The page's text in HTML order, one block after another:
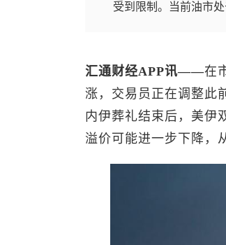
受到限制。当前油市
汇通财经APP讯——在
涨，交易员正在调整此
内伊葬礼结束后，美伊
溢价可能进一步下降，